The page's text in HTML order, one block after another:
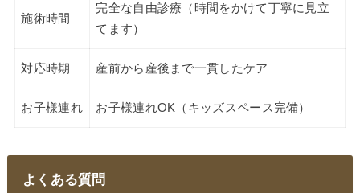
施術時間
完全な自由診療（時間をかけて丁寧に見立
てます）
対応時期 産前から産後まで一貫したケア
お子様連れ お子様連れOK（キッズスペース完備）
よくある質問